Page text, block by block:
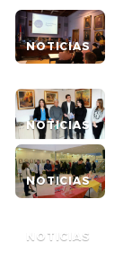
NOTICIAS
NOTICIAS
NOTICIAS
NOTICIAS